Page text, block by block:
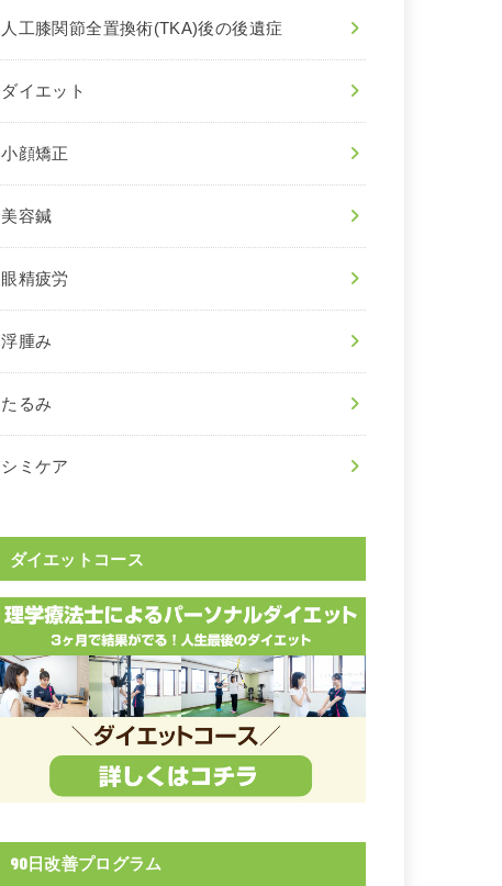
人工膝関節全置換術(TKA)後の後遺症
ダイエット
小顔矯正
美容鍼
眼精疲労
浮腫み
たるみ
シミケア
ダイエットコース
90日改善プログラム